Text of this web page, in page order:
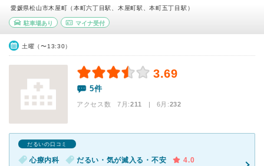
愛媛県松山市木屋町（本町六丁目駅、木屋町駅、本町五丁目駅）
駐車場あり マイナ受付
土曜（〜13:30）
3.69
5件
アクセス数 7月:211 | 6月:232
だるいの口コミ
心療内科 だるい・気が滅入る・不安
4.0